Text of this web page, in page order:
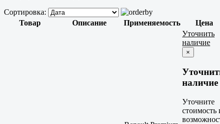
Сортировка:
Товар
Описание Применяемость Цена
Уточнить
наличие
×
наличие
Уточните
стоимость